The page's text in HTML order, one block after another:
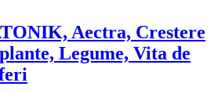
Aectra, Crestere
Legume, Vita de